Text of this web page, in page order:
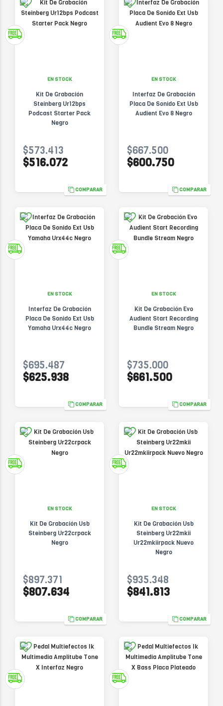
EN STOCK
Kit De Grabación
Steinberg Ur12bps
Podcast Starter Pack
Negro
$573.413
$516.072
COMPARAR
EN STOCK
Interfaz De Grabación
Placa De Sonido Ext Usb
Audient Evo 8 Negro
$667.500
$600.750
COMPARAR
EN STOCK
Interfaz De Grabación
Placa De Sonido Ext Usb
Yamaha Urx44c Negro
$695.487
$625.938
COMPARAR
EN STOCK
Kit De Grabación Evo
Audient Start Recording
Bundle Stream Negro
$735.000
$661.500
COMPARAR
EN STOCK
Kit De Grabación Usb
Steinberg Ur22crpack
Negro
$897.371
$807.634
COMPARAR
EN STOCK
Kit De Grabación Usb
Steinberg Ur22mkii
Ur22mkiirpack Nuevo
Negro
$935.348
$841.813
COMPARAR